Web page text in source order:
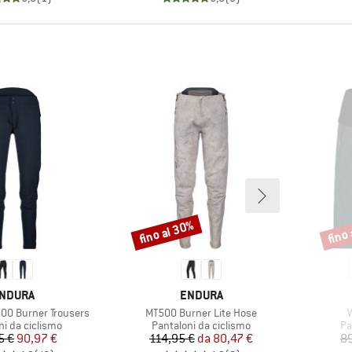
Burner Trousers
prodotti
da ciclismo
Prezzo
€Prezzo ridotto
90,97 €
MARCHIO
ENDURA
Articolo
MT500 Burner Lite Hose
Gruppo di prodotti
Pantaloni da ciclismo
Prezzo
114,95 € Prezzo ridotto
da 80,47 €
Sconto
fino al 30% fino